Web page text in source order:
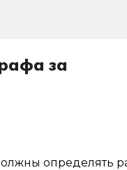
за
определять